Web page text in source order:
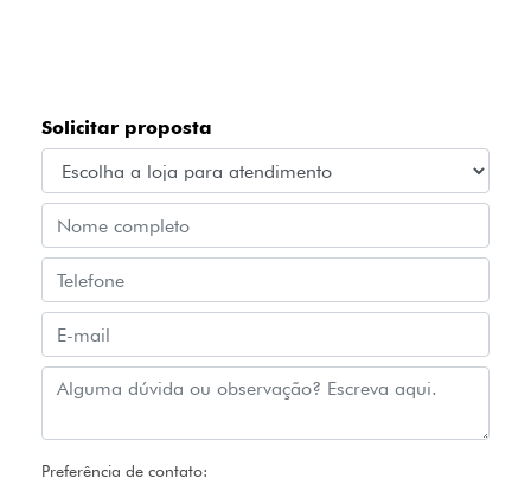
Solicitar proposta
Preferência de contato: